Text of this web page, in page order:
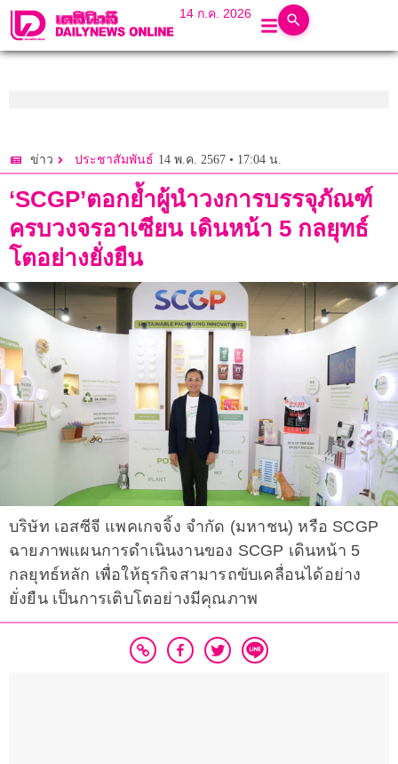
14 ก.ค. 2026
ข่าว ประชาสัมพันธ์ 14 พ.ค. 2567 • 17:04 น.
‘SCGP’ตอกย้ำผู้นำวงการบรรจุภัณฑ์
ครบวงจรอาเซียน เดินหน้า 5 กลยุทธ์
โตอย่างยั่งยืน
บริษัท เอสซีจี แพคเกจจิ้ง จำกัด (มหาชน) หรือ SCGP
ฉายภาพแผนการดำเนินงานของ SCGP เดินหน้า 5
กลยุทธ์หลัก เพื่อให้ธุรกิจสามารถขับเคลื่อนได้อย่าง
ยั่งยืน เป็นการเติบโตอย่างมีคุณภาพ